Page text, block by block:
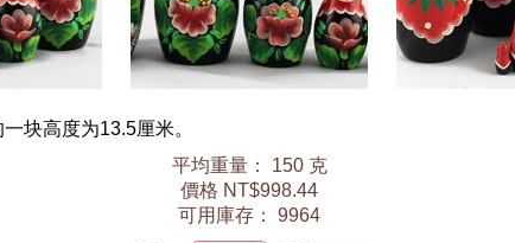
块高度为13.5厘米。
平均重量： 150 克
價格 NT$998.44
可用庫存： 9964